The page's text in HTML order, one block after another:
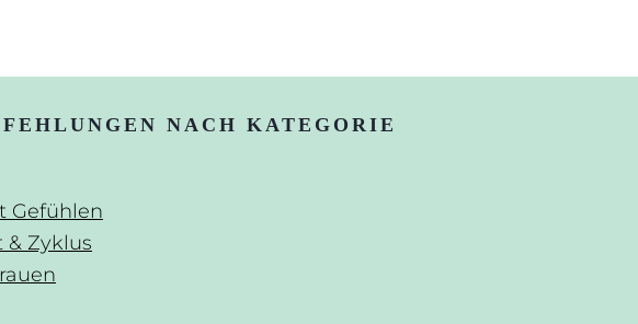
NACH KATEGORIE
Gefühlen
Zyklus